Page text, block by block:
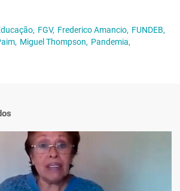
FGV, Frederico Amancio, FUNDEB,
Miguel Thompson, Pandemia,